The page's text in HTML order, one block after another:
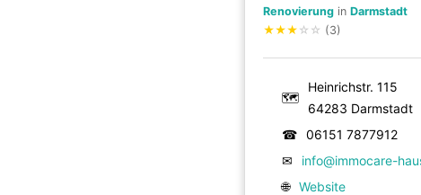
Renovierung in Darmstadt
★★★ ☆ ☆ (3)
🗺
Heinrichstr. 115
64283 Darmstadt
☎ 06151 7877912
✉
info@immocare-
🌐 Website